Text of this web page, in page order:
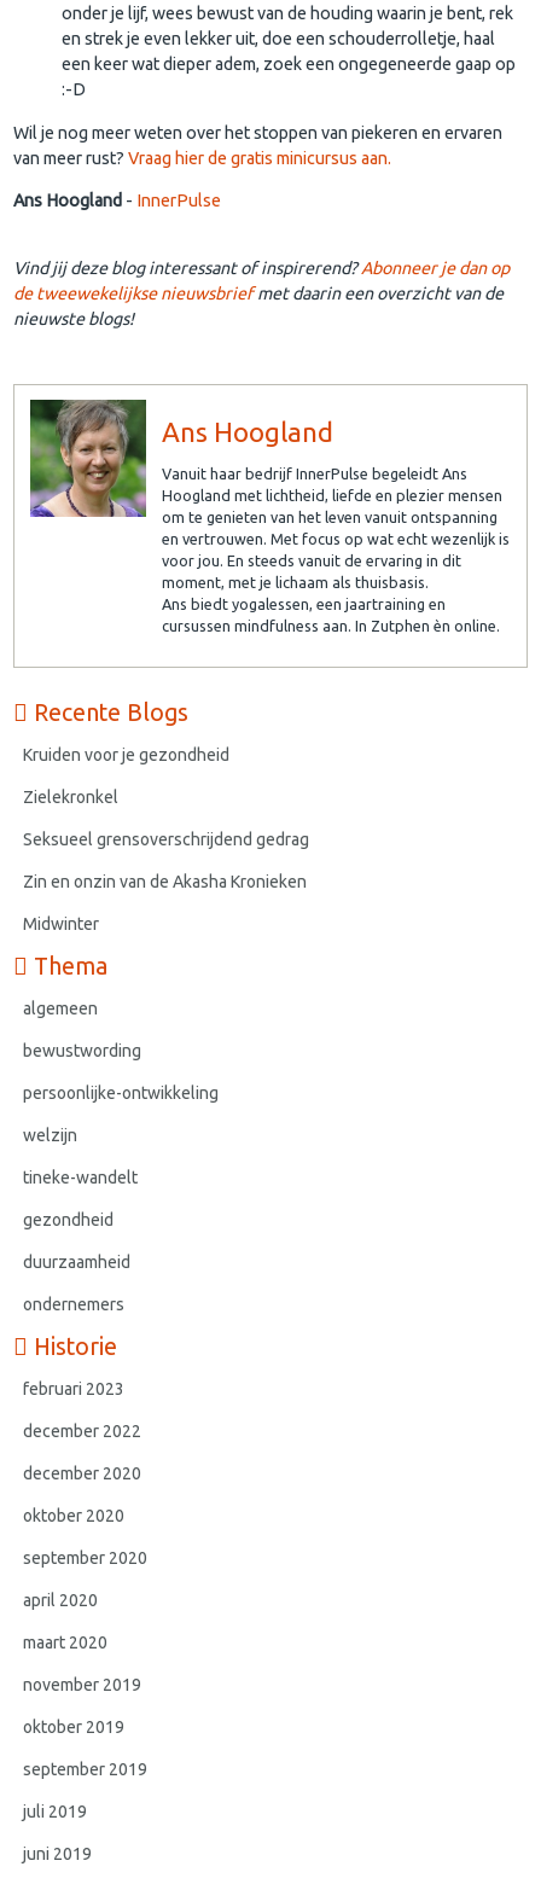
onder je lijf, wees bewust van de houding waarin je bent, rek
en strek je even lekker uit, doe een schouderrolletje, haal
een keer wat dieper adem, zoek een ongegeneerde gaap op
:-D
Wil je nog meer weten over het stoppen van piekeren en ervaren
van meer rust?Vraag hier de gratis minicursus aan.
Ans Hoogland - InnerPulse
Vind jij deze blog interessant of inspirerend?Abonneer je dan op
de tweewekelijkse nieuwsbriefmet daarin een overzicht van de
nieuwste blogs!
Ans Hoogland
Vanuit haar bedrijf InnerPulse begeleidt Ans
Hoogland met lichtheid, liefde en plezier mensen
om te genieten van het leven vanuit ontspanning
en vertrouwen. Met focus op wat echt wezenlijk is
voor jou. En steeds vanuit de ervaring in dit
moment, met je lichaam als thuisbasis.
Ans biedt yogalessen, een jaartraining en
cursussen mindfulness aan. In Zutphen èn online.
Recente Blogs
Kruiden voor je gezondheid
Zielekronkel
Seksueel grensoverschrijdend gedrag
Zin en onzin van de Akasha Kronieken
Midwinter
Thema
algemeen
bewustwording
persoonlijke-ontwikkeling
welzijn
tineke-wandelt
gezondheid
duurzaamheid
ondernemers
Historie
februari 2023
december 2022
december 2020
oktober 2020
september 2020
april 2020
maart 2020
november 2019
oktober 2019
september 2019
juli 2019
juni 2019